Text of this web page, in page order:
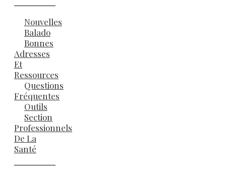
Nouvelles
Balado
Bonnes
Adresses
Et
Ressources
Questions
Fréquentes
Outils
Section
Professionnels
De La
Santé